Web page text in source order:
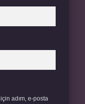
adım, e-posta